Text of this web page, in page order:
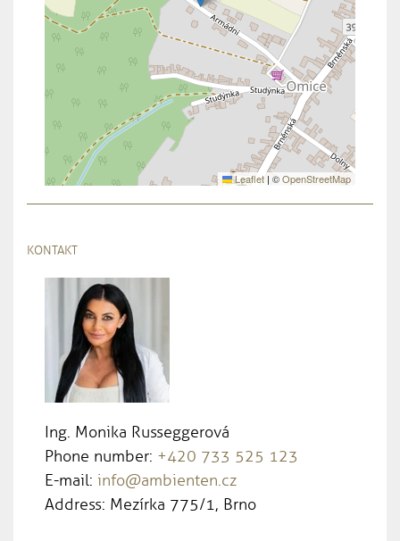
Leaflet | ©OpenStreetMap
KONTAKT
Ing. Monika Russeggerová
Phone number: +420 733 525 123
E-mail: info@ambienten.cz
Address: Mezírka 775/1, Brno